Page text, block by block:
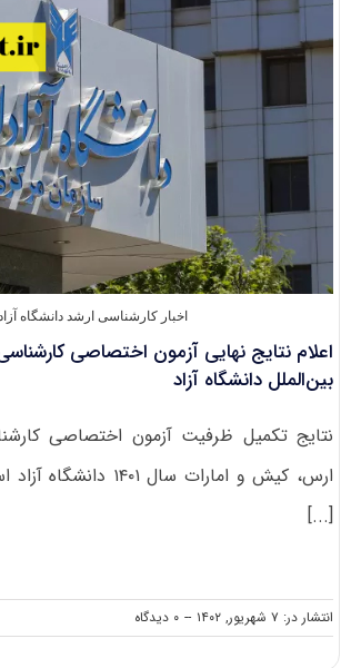
اخبار کارشناسی ارشد دانشگاه
اعلام نتایج نهایی آزمون اختصاصی
بین‌الملل دانشگاه آزاد
نتایج تکمیل ظرفیت آزمون اختصاصی
ارس، کیش و امارات سال
[...]
انتشار در: ۷ شهریور, ۱۴۰۲ -- ۰ دیدگاه
on
اعلام